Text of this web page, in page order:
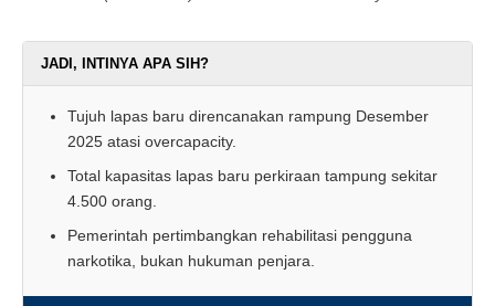
JADI, INTINYA APA SIH?
Tujuh lapas baru direncanakan rampung Desember
2025 atasi overcapacity.
Total kapasitas lapas baru perkiraan tampung sekitar
4.500 orang.
Pemerintah pertimbangkan rehabilitasi pengguna
narkotika, bukan hukuman penjara.